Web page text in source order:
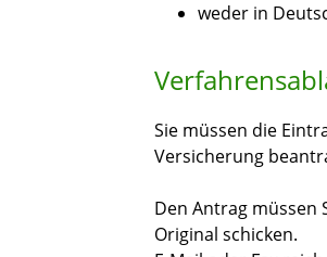
weder in
Sie müssen die
Versicherung
Den Antrag müssen
Original schicken.